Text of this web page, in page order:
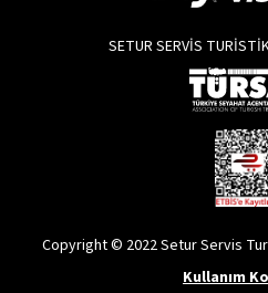
SETUR SERVİS
Copyright © 2022 Setur Servis
Kullanım